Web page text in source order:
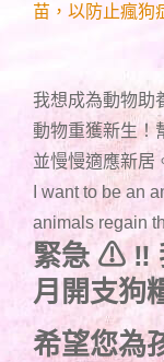
苗，以防止瘋狗
我想成為動物助
動物重獲新生！
並慢慢適應新居
I want to be an
animals regain
緊急⚠ ‼
月開支狗
希望您為